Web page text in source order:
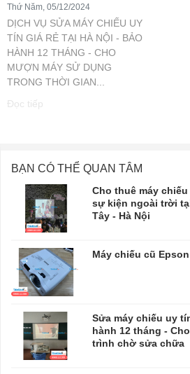
Thứ Năm, 05/12/2024
DỊCH VỤ SỬA MÁY CHIẾU UY
TÍN GIÁ RẺ TẠI HÀ NỘI - BẢO
HÀNH 12 THÁNG - CHO
MƯỢN MÁY SỬ DỤNG
TRONG THỜI GIAN...
Đọc tiếp
BẠN CÓ THỂ QUAN TÂM
Cho thuê máy
sự kiện ngoài trời
Tây - Hà Nội
Máy chiếu cũ
Sửa máy chiếu uy
hành 12 tháng -
trình chờ sửa chữa